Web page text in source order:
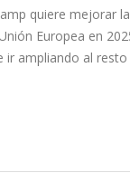
quiere mejorar
Europea en
ir ampliando al